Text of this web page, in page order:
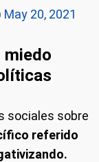
May 20, 2021
miedo
sociales sobre
referido